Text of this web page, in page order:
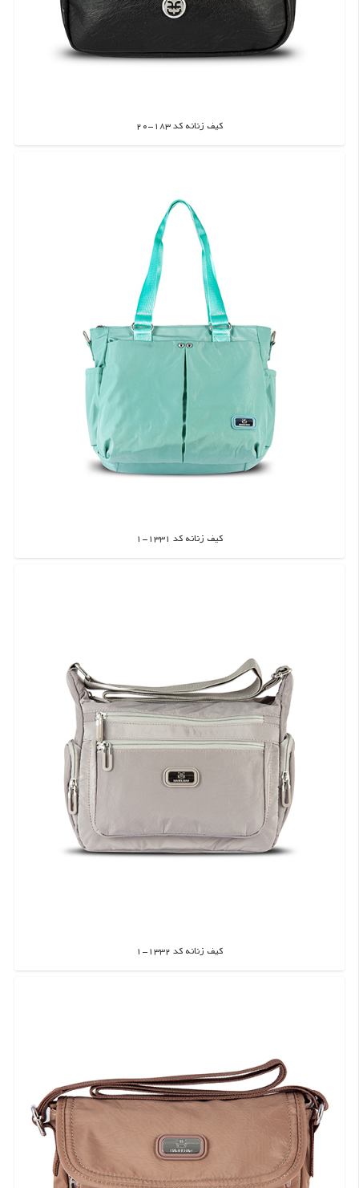
کیف زنانه کد 183-20
اطلاعات بیشتر
کیف زنانه کد 1331-1
اطلاعات بیشتر
کیف زنانه کد 1332-1
اطلاعات بیشتر